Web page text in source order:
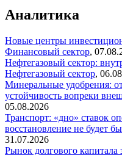
Аналитика
Новые центры
Финансовый сектор,
Нефтегазовый сектор:
Нефтегазовый сектор,
Минеральные удобрения:
устойчивость вопреки
05.08.2026
Транспорт: «дно» ставок
восстановление не будет
31.07.2026
Рынок долгового капитала